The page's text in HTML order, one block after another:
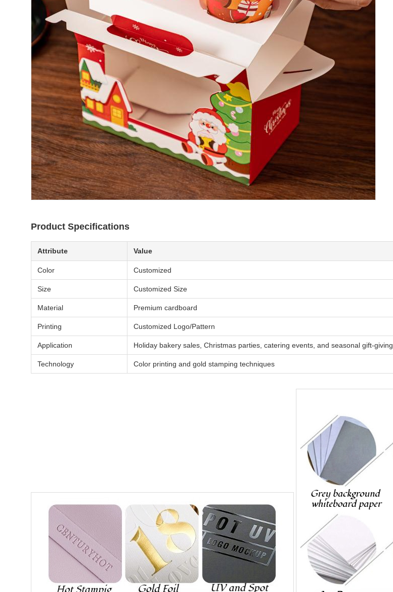
Product Specifications
Attribute Value
Color Customized
Size Customized Size
Material Premium cardboard
Printing Customized Logo/Pattern
Application Holiday bakery sales, Christmas parties, catering events, and seasonal gift-giving
Technology Color printing and gold stamping techniques